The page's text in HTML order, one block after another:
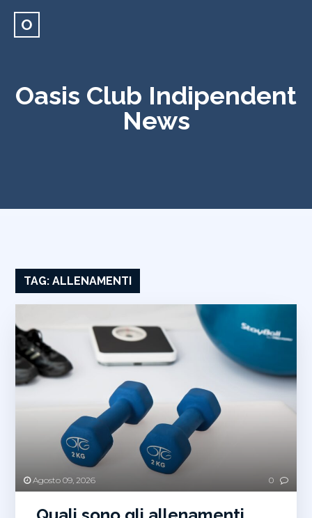
O
Oasis Club Indipendent
News
TAG:ALLENAMENTI
Agosto 09, 2026 0